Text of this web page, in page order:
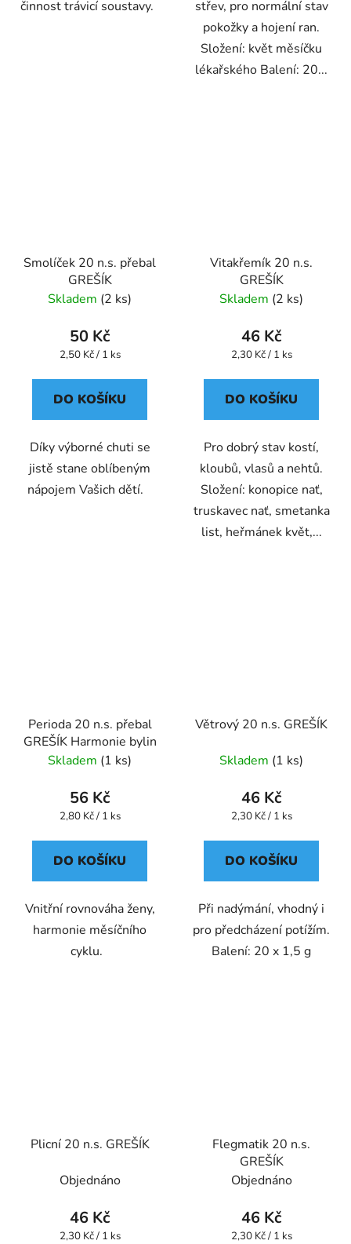
činnost trávicí soustavy.
střev, pro normální stav
pokožky a hojení ran.
Složení: květ měsíčku
lékařského Balení: 20...
Smolíček 20 n.s. přebal
GREŠÍK
Skladem (2 ks)
50 Kč
Měrná
2,50 Kč / 1 ks
DO KOŠÍKU
Díky výborné chuti se
jistě stane oblíbeným
nápojem Vašich dětí.
Vitakřemík 20 n.s.
GREŠÍK
Skladem (2 ks)
46 Kč
Měrná
2,30 Kč / 1 ks
DO KOŠÍKU
Pro dobrý stav kostí,
kloubů, vlasů a nehtů.
Složení: konopice nať,
truskavec nať, smetanka
list, heřmánek květ,...
Perioda 20 n.s. přebal
GREŠÍK Harmonie bylin
Skladem (1 ks)
56 Kč
Měrná
2,80 Kč / 1 ks
DO KOŠÍKU
Vnitřní rovnováha ženy,
harmonie měsíčního
cyklu.
Větrový 20 n.s. GREŠÍK
Skladem (1 ks)
46 Kč
Měrná
2,30 Kč / 1 ks
DO KOŠÍKU
Při nadýmání, vhodný i
pro předcházení potížím.
Balení: 20 x 1,5 g
Plicní 20 n.s. GREŠÍK
Objednáno
46 Kč
Měrná
2,30 Kč / 1 ks
Flegmatik 20 n.s.
GREŠÍK
Objednáno
46 Kč
Měrná
2,30 Kč / 1 ks